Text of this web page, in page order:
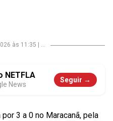
às 11:35 ...
NETFLA
News
Seguir →
3 a 0 no Maracanã, pela